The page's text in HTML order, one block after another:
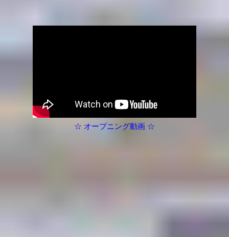
☆ オープニング動画 ☆